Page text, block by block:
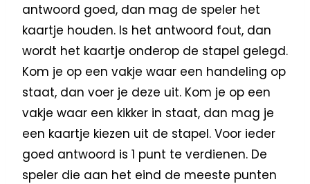
antwoord goed, dan mag de speler het
kaartje houden. Is het antwoord fout, dan
wordt het kaartje onderop de stapel gelegd.
Kom je op een vakje waar een handeling op
staat, dan voer je deze uit. Kom je op een
vakje waar een kikker in staat, dan mag je
een kaartje kiezen uit de stapel. Voor ieder
goed antwoord is 1 punt te verdienen. De
speler die aan het eind de meeste punten